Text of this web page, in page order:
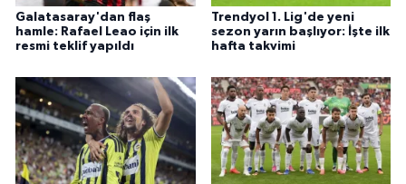
Galatasaray'dan flaş
hamle: Rafael Leao için ilk
resmi teklif yapıldı
Trendyol 1. Lig'de yeni
sezon yarın başlıyor: İşte ilk
hafta takvimi